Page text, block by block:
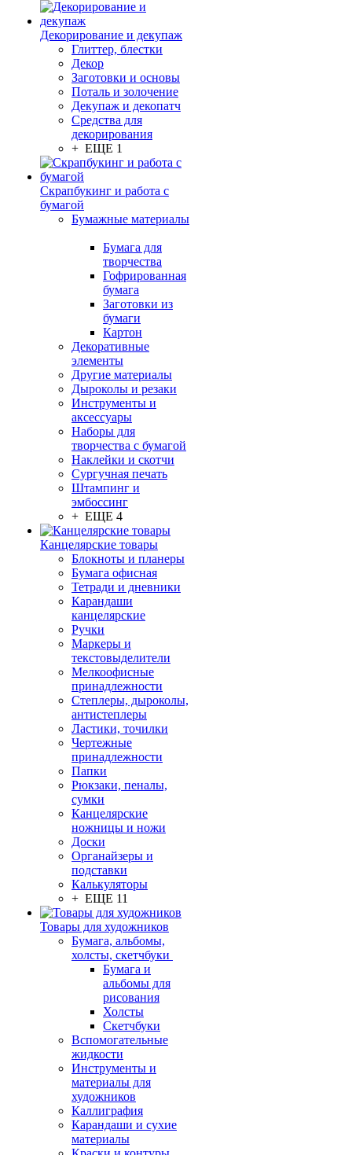
Декорирование и декупаж
Глиттер, блестки
Декор
Заготовки и основы
Поталь и золочение
Декупаж и декопатч
Средства для
декорирования
+ ЕЩЕ 1
Скрапбукинг и работа с
бумагой
Бумажные материалы
Бумага для
творчества
Гофрированная
бумага
Заготовки из
бумаги
Картон
Декоративные
элементы
Другие материалы
Дыроколы и резаки
Инструменты и
аксессуары
Наборы для
творчества с бумагой
Наклейки и скотчи
Сургучная печать
Штампинг и
эмбоссинг
+ ЕЩЕ 4
Канцелярские товары
Блокноты и планеры
Бумага офисная
Тетради и дневники
Карандаши
канцелярские
Ручки
Маркеры и
текстовыделители
Мелкоофисные
принадлежности
Степлеры, дыроколы,
антистеплеры
Ластики, точилки
Чертежные
принадлежности
Папки
Рюкзаки, пеналы,
сумки
Канцелярские
ножницы и ножи
Доски
Органайзеры и
подставки
Калькуляторы
+ ЕЩЕ 11
Товары для художников
Бумага, альбомы,
холсты, скетчбуки
Бумага и
альбомы для
рисования
Холсты
Скетчбуки
Вспомогательные
жидкости
Инструменты и
материалы для
художников
Каллиграфия
Карандаши и сухие
материалы